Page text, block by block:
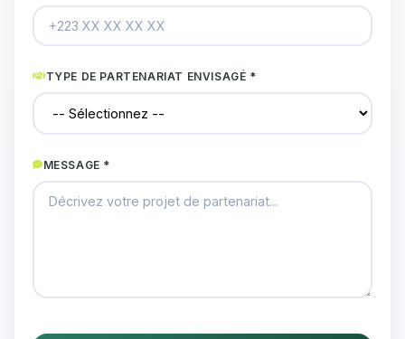
TYPE DE PARTENARIAT ENVISAGÉ *
MESSAGE *